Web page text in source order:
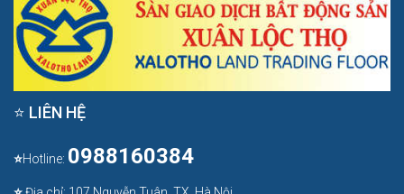
⭐ LIÊN HỆ
⭐Hotline: 0988160384